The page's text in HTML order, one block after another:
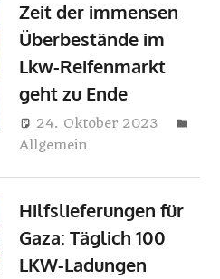
n
l
i
n
e
Zeit der immensen
Überbestände im
Lkw-Reifenmarkt
geht zu Ende
24. Oktober 2023
Allgemein
Hilfslieferungen für
Gaza: Täglich 100
LKW-Ladungen